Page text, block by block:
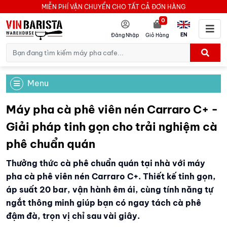
MIỄN PHÍ VẬN CHUYỂN CHO TẤT CẢ ĐƠN HÀNG
Đăng Nhập Giỏ Hàng
0
EN
Menu
Máy pha cà phê viên nén Carraro C+ -
Giải pháp tinh gọn cho trải nghiệm cà
phê chuẩn quán
Thưởng thức cà phê chuẩn quán tại nhà với máy
pha cà phê viên nén Carraro C+. Thiết kế tinh gọn,
áp suất 20 bar, vận hành êm ái, cùng tính năng tự
ngắt thông minh giúp bạn có ngay tách cà phê
đậm đà, trọn vị chỉ sau vài giây.